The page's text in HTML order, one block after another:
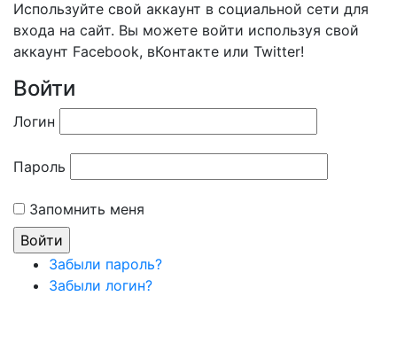
Используйте свой аккаунт в социальной сети для
входа на сайт. Вы можете войти используя свой
аккаунт Facebook, вКонтакте или Twitter!
Войти
Логин
Пароль
Запомнить меня
Забыли пароль?
Забыли логин?